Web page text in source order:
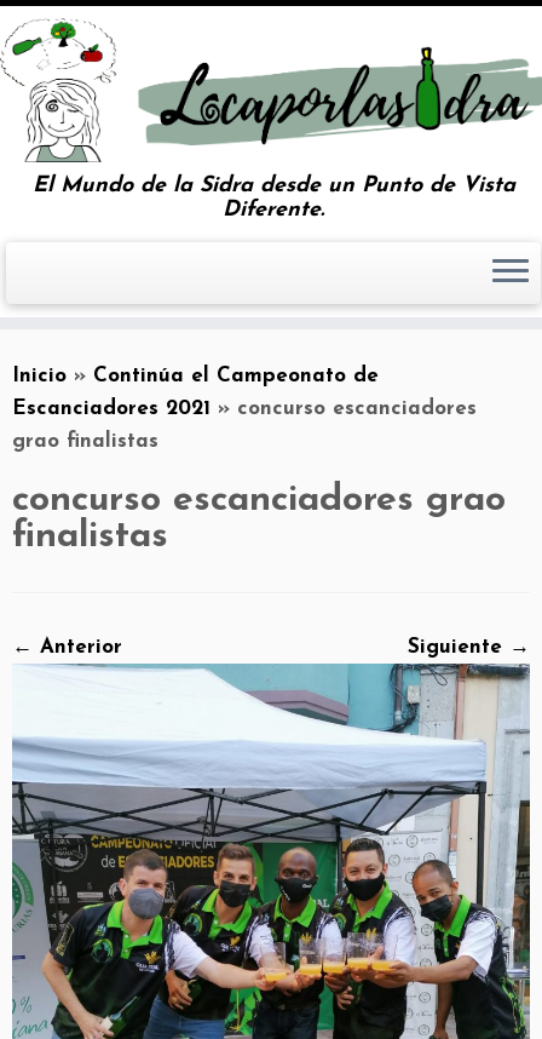
El Mundo de la Sidra desde un Punto de Vista
Diferente.
Inicio » Continúa el Campeonato de
Escanciadores 2021
» concurso escanciadores
grao finalistas
concurso escanciadores grao
finalistas
← Anterior Siguiente →